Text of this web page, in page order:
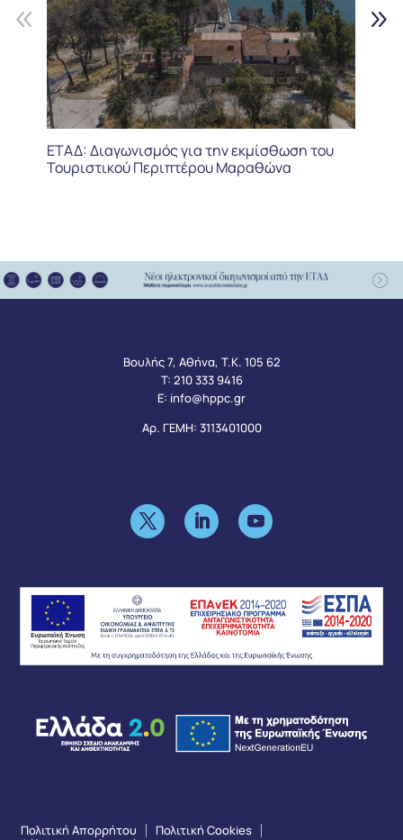
ΕΤΑΔ: Διαγωνισμός για την εκμίσθωση του
Τουριστικού Περιπτέρου Μαραθώνα
Βουλής 7, Αθήνα, Τ.Κ. 105 62
Τ: 210 333 9416
Ε: info@hppc.gr
Αρ. ΓΕΜΗ: 3113401000
Πολιτική Απορρήτου
Πολιτική Cookies